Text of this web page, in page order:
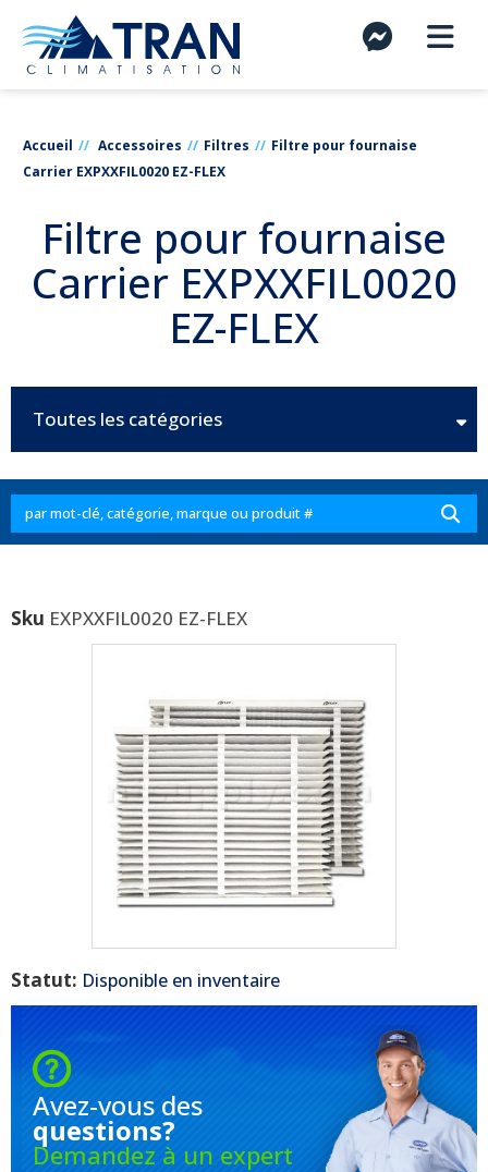
Accueil Accessoires Filtres
Filtre pour fournaise
Carrier EXPXXFIL0020 EZ-FLEX
Filtre pour fournaise
Carrier EXPXXFIL0020
EZ-FLEX
Toutes les catégories
Sku EXPXXFIL0020 EZ-FLEX
Statut: Disponible en inventaire
Avez-vous des
questions?
Demandez à un expert